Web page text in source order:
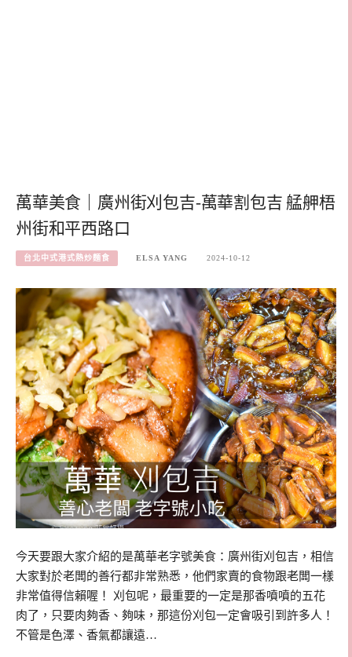
萬華美食｜廣州街刈包吉-萬華割包吉 艋舺梧
州街和平西路口
台北中式港式熱炒麵食 ELSA YANG 2024-10-12
今天要跟大家介紹的是萬華老字號美食：廣州街刈包吉，相信
大家對於老闆的善行都非常熟悉，他們家賣的食物跟老闆一樣
非常值得信賴喔！ 刈包呢，最重要的一定是那香噴噴的五花
肉了，只要肉夠香、夠味，那這份刈包一定會吸引到許多人！
不管是色澤、香氣都讓遠…